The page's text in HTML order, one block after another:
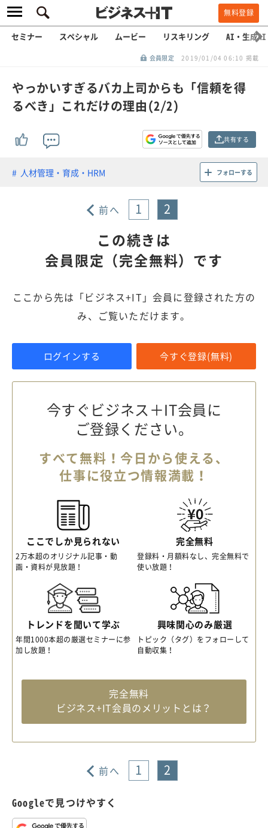
無料登録
セミナー スペシャル ムービー リスキリング AI・生成AI
会員限定 2019/01/04 06:10 掲載
やっかいすぎるバカ上司からも「信頼を得
るべき」これだけの理由(2/2)
共有する
人材管理・育成・HRM フォローする
前へ 1 2
この続きは
会員限定（完全無料）です
ここから先は「ビジネス+IT」会員に登録された方の
み、ご覧いただけます。
ログインする 今すぐ登録(無料)
今すぐビジネス＋IT会員に
ご登録ください。
すべて無料！今日から使える、
仕事に役立つ情報満載！
ここでしか見られない
2万本超のオリジナル記事・動
画・資料が見放題！
完全無料
登録料・月額料なし、完全無料で
使い放題！
トレンドを聞いて学ぶ
年間1000本超の厳選セミナーに参
加し放題！
興味関心のみ厳選
トピック（タグ）をフォローして
自動収集！
完全無料
ビジネス+IT会員のメリットとは？
前へ 1 2
Googleで見つけやすく